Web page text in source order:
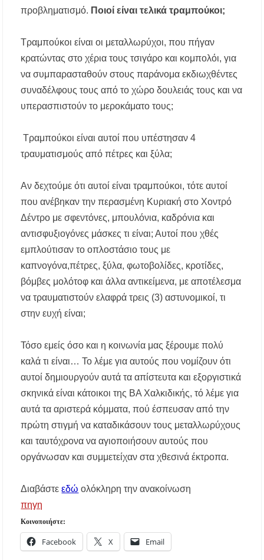
προβληματισμό. Ποιοί είναι τελικά τραμπούκοι;
Τραμπούκοι είναι οι μεταλλωρύχοι, που πήγαν
κρατώντας στο χέρια τους τσιγάρο και κομπολόι, για
να συμπαρασταθούν στους παράνομα εκδιωχθέντες
συναδέλφους τους από το χώρο δουλειάς τους και να
υπερασπιστούν το μεροκάματο τους;
Τραμπούκοι είναι αυτοί που υπέστησαν 4
τραυματισμούς από πέτρες και ξύλα;
Αν δεχτούμε ότι αυτοί είναι τραμπούκοι, τότε αυτοί
που ανέβηκαν την περασμένη Κυριακή στο Χοντρό
Δέντρο με σφεντόνες, μπουλόνια, καδρόνια και
αντισφυξιογόνες μάσκες τι είναι; Αυτοί που χθές
εμπλούτισαν το οπλοστάσιο τους με
καπνογόνα,πέτρες, ξύλα, φωτοβολίδες, κροτίδες,
βόμβες μολότοφ και άλλα αντικείμενα, με αποτέλεσμα
να τραυματιστούν ελαφρά τρεις (3) αστυνομικοί, τι
στην ευχή είναι;
Τόσο εμείς όσο και η κοινωνία μας ξέρουμε πολύ
καλά τι είναι… Το λέμε για αυτούς που νομίζουν ότι
αυτοί δημιουργούν αυτά τα απίστευτα και εξοργιστικά
σκηνικά είναι κάτοικοι της ΒΑ Χαλκιδικής, τό λέμε για
αυτά τα αριστερά κόμματα, πού έσπευσαν από την
πρώτη στιγμή να καταδικάσουν τους μεταλλωρύχους
και ταυτόχρονα να αγιοποιήσουν αυτούς που
οργάνωσαν και συμμετείχαν στα χθεσινά έκτροπα.
Διαβάστεεδώ ολόκληρη την ανακοίνωση
πηγη
Κοινοποιήστε:
Facebook X Email